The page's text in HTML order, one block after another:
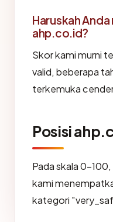
Haruskah
ahp.co.id?
Skor kami murni
valid, beberapa
terkemuka
Posisi
Pada skala 0-
kami
kategori